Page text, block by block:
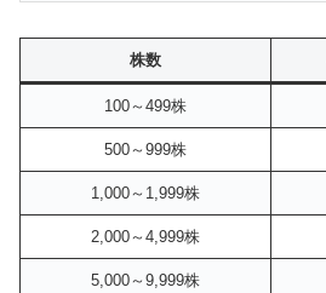
株数
100～499株
500～999株
1,000～1,999株
2,000～4,999株
5,000～9,999株